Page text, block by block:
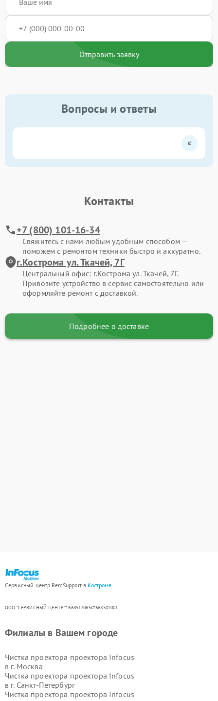
Отправить заявку
Вопросы и ответы
Контакты
+7 (800) 101-16-34
Свяжитесь с нами любым удобным способом —
поможем с ремонтом техники быстро и аккуратно.
г.Кострома ул. Ткачей, 7Г
Центральный офис: г.Кострома ул. Ткачей, 7Г.
Привозите устройство в сервис самостоятельно или
оформляйте ремонт с доставкой.
Подробнее о доставке
Сервисный центр RemSupport в Костроме
ООО "СЕРВИСНЫЙ ЦЕНТР"* 6685170650*668501001
Филиалы в Вашем городе
Чистка проектора проектора Infocus
в г. Москва
Чистка проектора проектора Infocus
в г. Санкт-Петербург
Чистка проектора проектора Infocus